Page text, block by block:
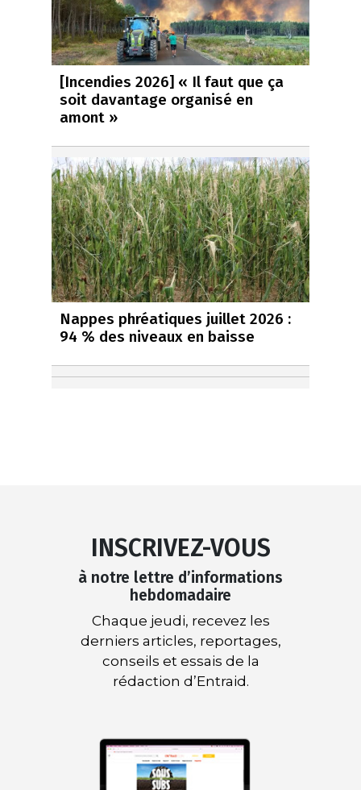
[Incendies 2026] « Il faut que ça
soit davantage organisé en
amont »
Nappes phréatiques juillet 2026 :
94 % des niveaux en baisse
INSCRIVEZ-VOUS
à notre lettre d’informations
hebdomadaire
Chaque jeudi, recevez les
derniers articles, reportages,
conseils et essais de la
rédaction d’Entraid.